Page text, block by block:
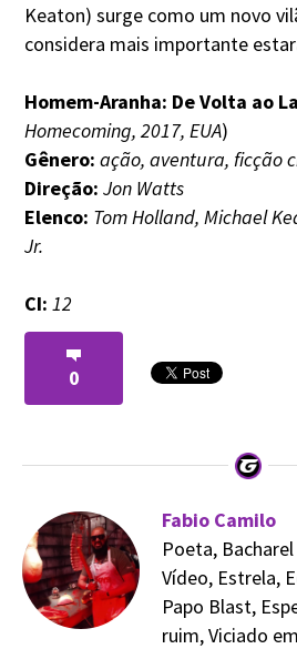
Keaton) surge como um novo
considera mais importante
Homem-Aranha: De Volta ao
Homecoming, 2017, EUA)
Gênero: ação, aventura, ficção
Direção: Jon Watts
Elenco: Tom Holland, Michael
Jr.
CI:12
0
Fabio Camilo
Poeta,
Vídeo, Estrela,
Papo Blast,
ruim, Viciado